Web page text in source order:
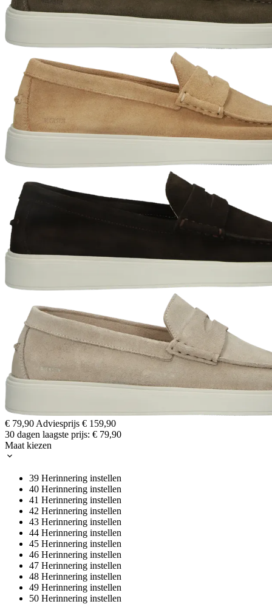
€ 79,90 Adviesprijs € 159,90
30 dagen laagste prijs: € 79,90
Maat kiezen
39 Herinnering instellen
40 Herinnering instellen
41 Herinnering instellen
42 Herinnering instellen
43 Herinnering instellen
44 Herinnering instellen
45 Herinnering instellen
46 Herinnering instellen
47 Herinnering instellen
48 Herinnering instellen
49 Herinnering instellen
50 Herinnering instellen